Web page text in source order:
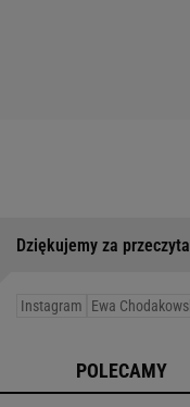
Dziękujemy za
Instagram Ewa
POLECAMY